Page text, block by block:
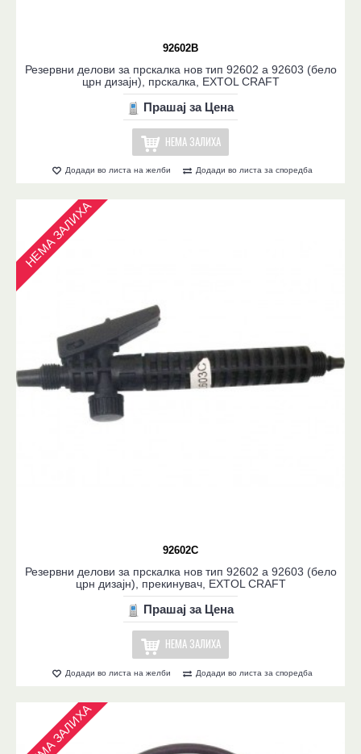
92602B
Резервни делови за прскалка нов тип 92602 a 92603 (бело
црн дизајн), прскалка, EXTOL CRAFT
Прашај за Цена
НЕМА ЗАЛИХА
Додади во листа на желби Додади во листа за споредба
92602C
НЕМА ЗАЛИХА
Резервни делови за прскалка нов тип 92602 a 92603 (бело
црн дизајн), прекинувач, EXTOL CRAFT
Прашај за Цена
НЕМА ЗАЛИХА
Додади во листа на желби Додади во листа за споредба
НЕМА ЗАЛИХА